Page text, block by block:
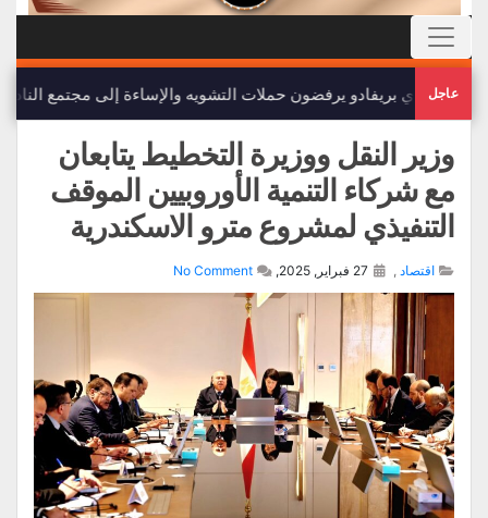
عاجل
أعضاء نادي بريفادو يرفضون حملات التشويه والإساءة إلى مجتمع النادي
وزير النقل ووزيرة التخطيط يتابعان
مع شركاء التنمية الأوروبيين الموقف
التنفيذي لمشروع مترو الاسكندرية
اقتصاد ,
No Comment